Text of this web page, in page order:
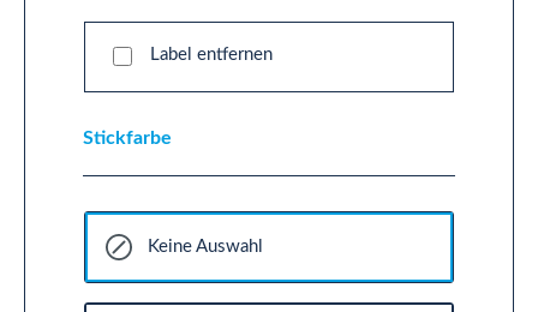
Label entfernen
Stickfarbe
Keine Auswahl